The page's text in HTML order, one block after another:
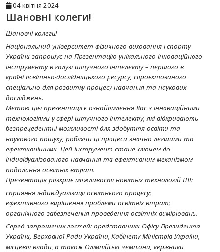
04 квітня 2024
Шановні колеги!
Шановні колеги!
Національний університет фізичного виховання і спорту
України запрошує на Презентацію унікального інноваційного
інструменту в галузі штучного інтелекту – першого в
країні освітньо-дослідницького ресурсу, спроєктованого
спеціально для розвитку процесу навчання та наукових
досліджень.
Метою цієї презентації є ознайомлення Вас з інноваційними
технологіями у сфері штучного інтелекту, які відкривають
безпрецедентні можливості для здобуття освіти та
наукового пошуку, роблячи ці процеси значно легшими та
ефективнішими. Цей інструмент стане ключем до
індивідуалізованого навчання та ефективним механізмом
подолання освітніх втрат.
Презентація розкриє можливості новітніх технологій ШІ:
сприяння індивідуалізації освітнього процесу;
ефективного вирішення проблеми освітніх втрат;
органічного забезпечення проведення освітніх вимірювань.
Серед запрошених гостей: представники Офісу Президента
України, Верховної Ради України, Кабінету Міністрів України,
місцевої влади, а також Олімпійські чемпіони, керівники